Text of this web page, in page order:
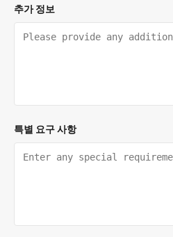
추가 정보
특별 요구 사항